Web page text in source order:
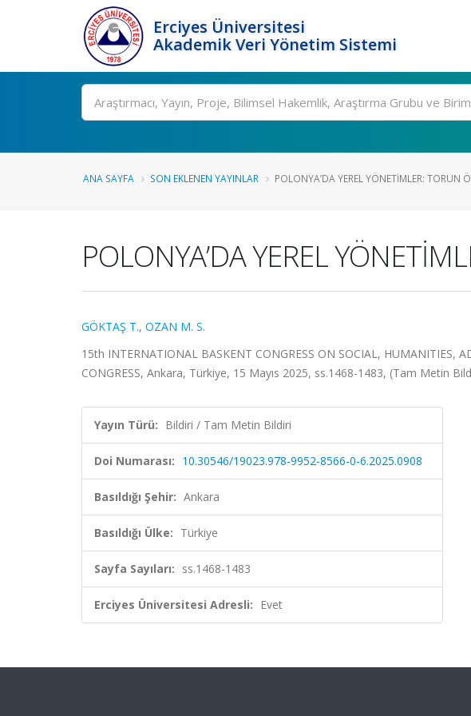
Erciyes Üniversitesi
Akademik Veri Yönetim Sistemi
Ara
ANA SAYFA SON EKLENEN YAYINLAR POLONYA’DA YEREL YÖNETİMLER: TORUN
POLONYA’DA YEREL
GÖKTAŞ T., OZAN M. S.
15th INTERNATIONAL BASKENT CONGRESS ON SOCIAL, HUMANITIES,
CONGRESS, Ankara, Türkiye, 15 Mayıs 2025, ss.1468-1483, (Tam Metin
Yayın Türü: Bildiri / Tam Metin Bildiri
Doi Numarası: 10.30546/19023.978-9952-8566-0-6.2025.0908
Basıldığı Şehir: Ankara
Basıldığı Ülke: Türkiye
Sayfa Sayıları: ss.1468-1483
Erciyes Üniversitesi Adresli: Evet